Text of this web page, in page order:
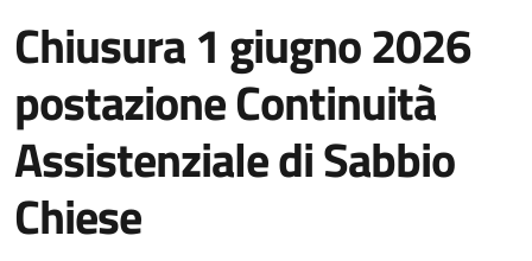
Chiusura 1 giugno 2026
postazione Continuità
Assistenziale di Sabbio
Chiese